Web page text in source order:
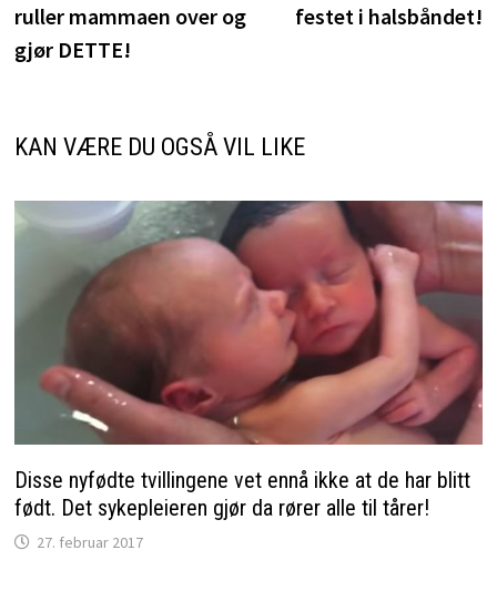
ruller mammaen over og
gjør DETTE!
festet i halsbåndet!
KAN VÆRE DU OGSÅ VIL LIKE
Disse nyfødte tvillingene vet ennå ikke at de har blitt
født. Det sykepleieren gjør da rører alle til tårer!
27. februar 2017